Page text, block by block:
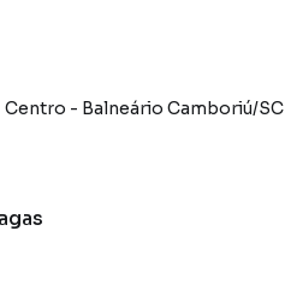
Centro - Balneário Camboriú/SC